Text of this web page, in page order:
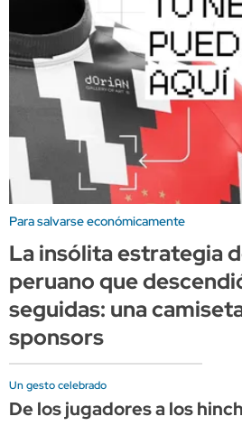
Para salvarse económicamente
La insólita estrategia
peruano que
seguidas: una
sponsors
Un gesto celebrado
De los jugadores a los